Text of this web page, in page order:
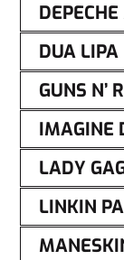
DUA LIPA
GUNS N’
IMAGINE
LADY
LINKIN